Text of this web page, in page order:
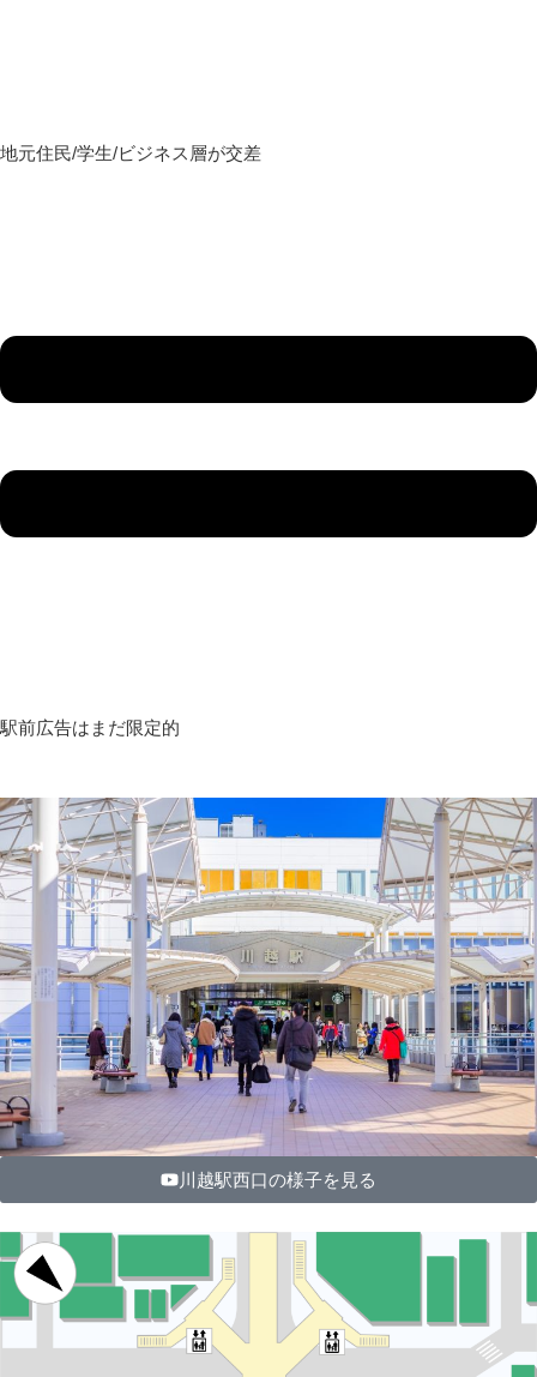
地元住民/学生/ビジネス層が交差
駅前広告はまだ限定的
川越駅西口の様子を見る